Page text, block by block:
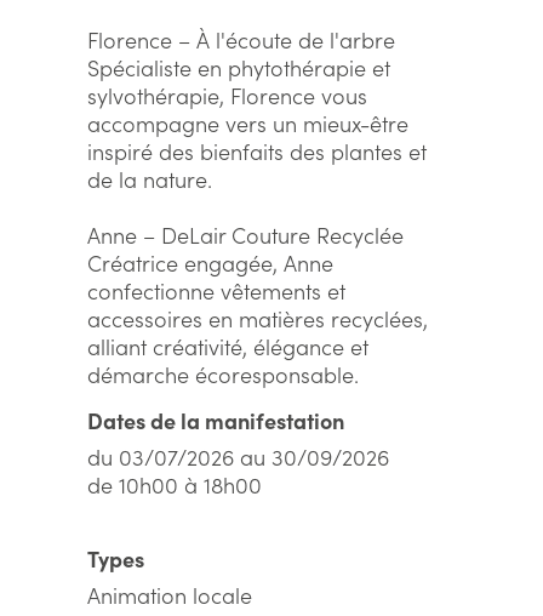
Florence – À l'écoute de l'arbre
Spécialiste en phytothérapie et
sylvothérapie, Florence vous
accompagne vers un mieux-être
inspiré des bienfaits des plantes et
de la nature.
Anne – DeLair Couture Recyclée
Créatrice engagée, Anne
confectionne vêtements et
accessoires en matières recyclées,
alliant créativité, élégance et
démarche écoresponsable.
Dates de la manifestation
du 03/07/2026 au 30/09/2026
de 10h00 à 18h00
Types
Animation locale